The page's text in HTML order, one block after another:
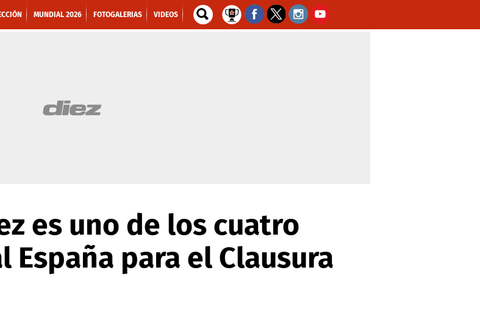
MUNDIAL 2026 FOTOGALERIAS VIDEOS
es uno de los cuatro
España para el Clausura